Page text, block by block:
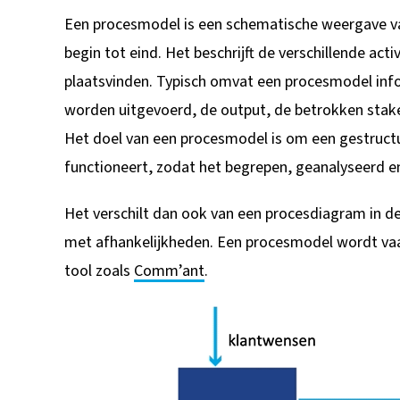
Een procesmodel is een schematische weergave
begin tot eind. Het beschrijft de verschillende
plaatsvinden. Typisch omvat een procesmodel
worden uitgevoerd, de output, de betrokken
Het doel van een procesmodel is om een
functioneert, zodat het begrepen, geanalyseerd
Het verschilt dan ook van een procesdiagram in
met afhankelijkheden. Een procesmodel wordt
tool zoals Comm’ant.